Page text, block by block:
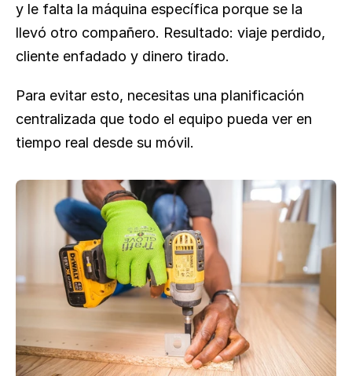
y le falta la máquina específica porque se la
llevó otro compañero. Resultado: viaje perdido,
cliente enfadado y dinero tirado.
Para evitar esto, necesitas una planificación
centralizada que todo el equipo pueda ver en
tiempo real desde su móvil.